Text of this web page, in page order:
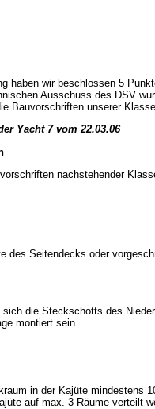
haben wir beschlossen 5
Ausschuss des DSV
Bauvorschriften unserer
Yacht 7 vom 22.03.06
nachstehender
des Seitendecks oder
die Steckschotts des
montiert sein.
in der Kajüte mindestens
auf max. 3 Räume verteilt